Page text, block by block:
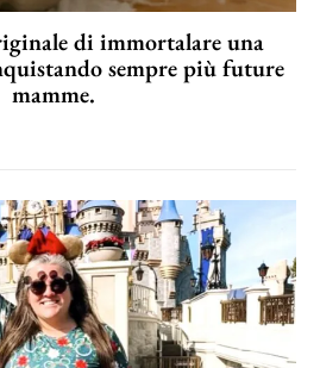
di immortalare una
sempre più future
mamme.